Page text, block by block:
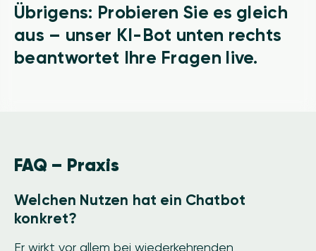
Übrigens: Probieren Sie es gleich
aus – unser KI-Bot unten rechts
beantwortet Ihre Fragen live.
FAQ – Praxis
Welchen Nutzen hat ein Chatbot
konkret?
Er wirkt vor allem bei wiederkehrenden